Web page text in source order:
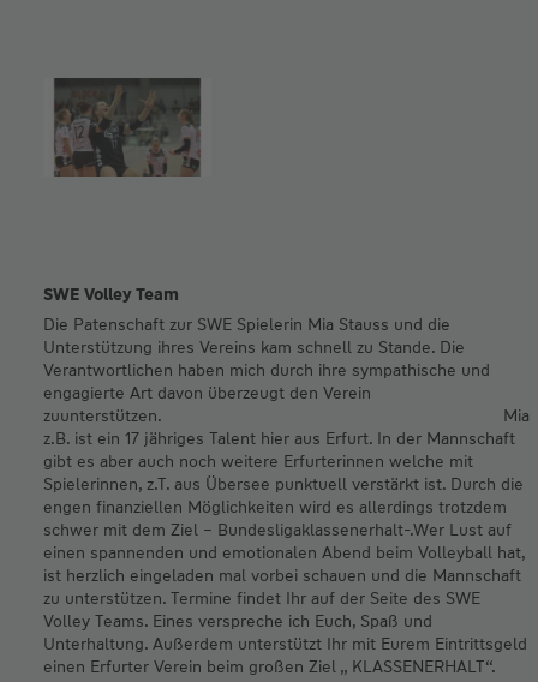
SWE Volley Team
Die Patenschaft zur SWE Spielerin Mia Stauss und die
Unterstützung ihres Vereins kam schnell zu Stande. Die
Verantwortlichen haben mich durch ihre sympathische und
engagierte Art davon überzeugt den Verein
zuunterstützen. Mia
z.B. ist ein 17 jähriges Talent hier aus Erfurt. In der Mannschaft
gibt es aber auch noch weitere Erfurterinnen welche mit
Spielerinnen, z.T. aus Übersee punktuell verstärkt ist. Durch die
engen finanziellen Möglichkeiten wird es allerdings trotzdem
schwer mit dem Ziel – Bundesligaklassenerhalt-.Wer Lust auf
einen spannenden und emotionalen Abend beim Volleyball hat,
ist herzlich eingeladen mal vorbei schauen und die Mannschaft
zu unterstützen. Termine findet Ihr auf der Seite des SWE
Volley Teams. Eines verspreche ich Euch, Spaß und
Unterhaltung. Außerdem unterstützt Ihr mit Eurem Eintrittsgeld
einen Erfurter Verein beim großen Ziel „ KLASSENERHALT“.